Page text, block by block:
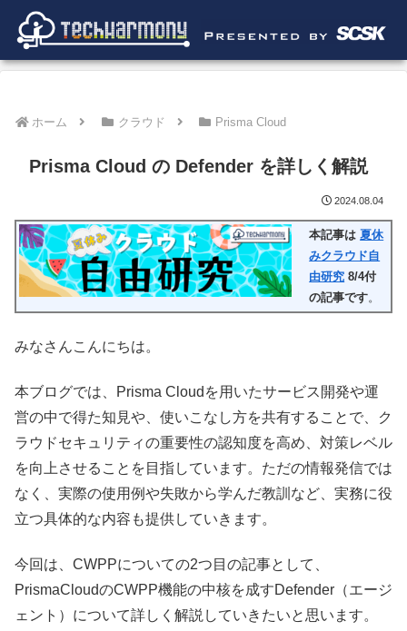
ホーム クラウド Prisma Cloud
Prisma Cloud の Defender を詳しく解説
2024.08.04
本記事は夏休
みクラウド自
由研究 8/4付
の記事です。
みなさんこんにちは。
本ブログでは、Prisma Cloudを用いたサービス開発や運
営の中で得た知見や、使いこなし方を共有することで、ク
ラウドセキュリティの重要性の認知度を高め、対策レベル
を向上させることを目指しています。ただの情報発信では
なく、実際の使用例や失敗から学んだ教訓など、実務に役
立つ具体的な内容も提供していきます。
今回は、CWPPについての2つ目の記事として、
PrismaCloudのCWPP機能の中核を成すDefender（エージ
ェント）について詳しく解説していきたいと思います。